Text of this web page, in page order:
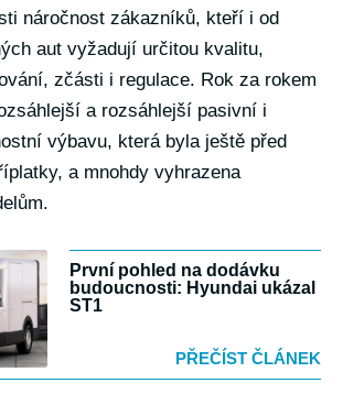
náročnost zákazníků, kteří i od
aut vyžadují určitou kvalitu,
zčásti i regulace. Rok za rokem
a rozsáhlejší pasivní i
výbavu, která byla ještě před
a mnohdy vyhrazena
První pohled na dodávku
budoucnosti: Hyundai ukázal
ST1
PŘEČÍST ČLÁNEK